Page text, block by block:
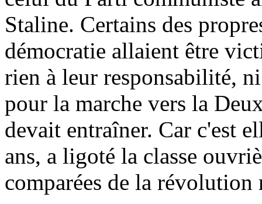
Staline. Certains des
démocratie allaient être
rien à leur responsabilité,
pour la marche vers la
devait entraîner. Car c'est
ans, a ligoté la classe
comparées de la révolution